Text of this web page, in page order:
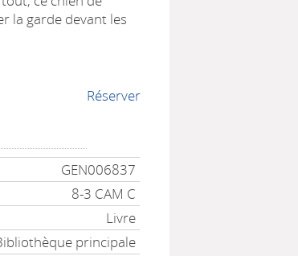
la garde devant les
Réserver
GEN006837
8-3 CAM C
Livre
principale